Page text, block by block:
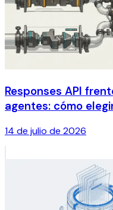
Responses API
agentes: cómo
14 de julio de 2026